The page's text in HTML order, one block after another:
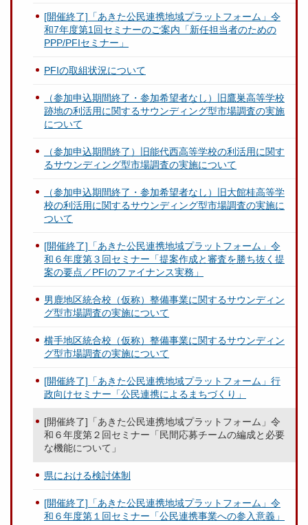
[開催終了]「あきた公民連携地域プラットフォーム」令
和7年度第1回セミナーのご案内「新任担当者のための
PPP/PFIセミナー」
PFIの取組状況について
（参加申込期間終了・参加希望者なし）旧鷹巣高等学校
跡地の利活用に関するサウンディング型市場調査の実施
について
（参加申込期間終了）旧能代西高等学校の利活用に関す
るサウンディング型市場調査の実施について
（参加申込期間終了・参加希望者なし）旧大館桂高等学
校の利活用に関するサウンディング型市場調査の実施に
ついて
[開催終了]「あきた公民連携地域プラットフォーム」令
和６年度第３回セミナー「提案作成と審査を勝ち抜く提
案の要点／PFIのファイナンス実務」
男鹿地区統合校（仮称）整備事業に関するサウンディン
グ型市場調査の実施について
横手地区統合校（仮称）整備事業に関するサウンディン
グ型市場調査の実施について
[開催終了]「あきた公民連携地域プラットフォーム」行
政向けセミナー「公民連携によるまちづくり」
[開催終了]「あきた公民連携地域プラットフォーム」令
和６年度第２回セミナー「民間応募チームの編成と必要
な機能について」
県における検討体制
[開催終了]「あきた公民連携地域プラットフォーム」令
和６年度第１回セミナー「公民連携事業への参入意義」